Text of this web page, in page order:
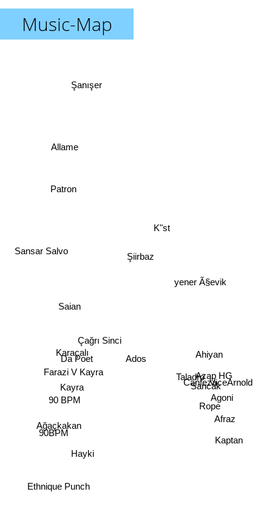
Music-Map
Ados
Taladro
Canfeza
Azap HG
Karaçalı
Sancak
Rope
Da Poet
Agoni
yener Ã§evik
Saian
Kayra
Afraz
Ahiyan
Farazi V Kayra
Şanışer
Çağrı Sinci
90BPM
Hayki
Kaptan
ViceArnold
Allame
Patron
Ağaçkakan
Sansar Salvo
90 BPM
Şiirbaz
K"st
Ethnique Punch